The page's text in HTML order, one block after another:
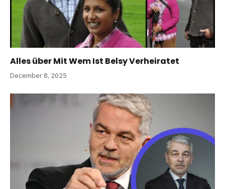
Alles über Mit Wem Ist Belsy Verheiratet
December 8, 2025